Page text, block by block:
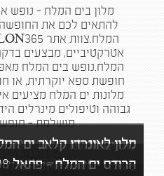
מלון בים המלח - נופש
להתאים לכם את
המלח.נופש בים המלח
חופשת ספא יוקרתית, או
מלונות ים המלח מציעים
גבוהה וטיפולים מינרלים
מושלמת -
5 הנמכרים ביותר לוט ים המלח -11.08
1,170 ₪
|לזוג ללילה
מלון לאונרדו קלאב ים
13.08-15.08
|הכל כלול
הרודס ים המלח - פתאל